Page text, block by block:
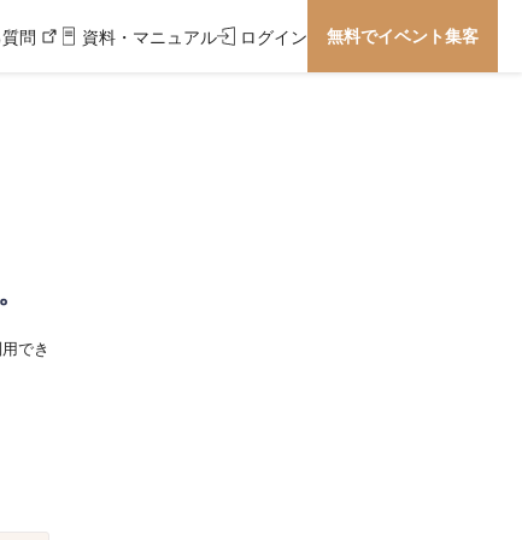
問 資料・マニュアル ログイン 無料でイベント集客
でき